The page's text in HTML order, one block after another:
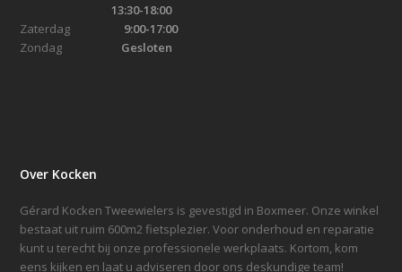
13:30-18:00
Zaterdag 9:00-17:00
Zondag Gesloten
Over Kocken
Gérard Kocken Tweewielers is gevestigd in Boxmeer. Onze winkel
bestaat uit ruim 600m2 fietsplezier. Voor onderhoud en reparatie
kunt u terecht bij onze professionele werkplaats. Kortom, kom
eens kijken en laat u adviseren door ons deskundige team!